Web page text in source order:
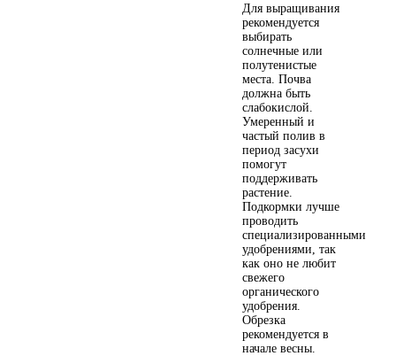
Для выращивания
рекомендуется
выбирать
солнечные или
полутенистые
места. Почва
должна быть
слабокислой.
Умеренный и
частый полив в
период засухи
помогут
поддерживать
растение.
Подкормки лучше
проводить
специализированными
удобрениями, так
как оно не любит
свежего
органического
удобрения.
Обрезка
рекомендуется в
начале весны.